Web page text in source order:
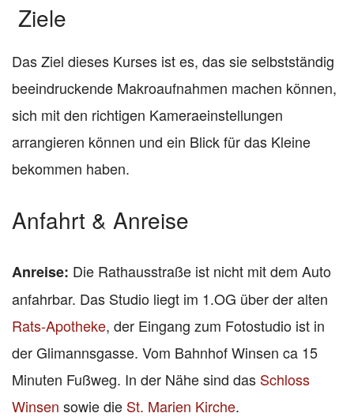
Ziele
Das Ziel dieses Kurses ist es, das sie selbstständig
beeindruckende Makroaufnahmen machen können,
sich mit den richtigen Kameraeinstellungen
arrangieren können und ein Blick für das Kleine
bekommen haben.
Anfahrt & Anreise
Anreise: Die Rathausstraße ist nicht mit dem Auto
anfahrbar. Das Studio liegt im 1.OG über der alten
Rats-Apotheke, der Eingang zum Fotostudio ist in
der Glimannsgasse. Vom Bahnhof Winsen ca 15
Minuten Fußweg. In der Nähe sind das Schloss
Winsen sowie die St. Marien Kirche.